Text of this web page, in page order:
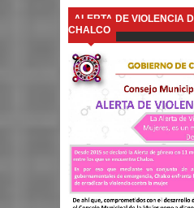
ALERTA DE VIOLENCIA
CHALCO